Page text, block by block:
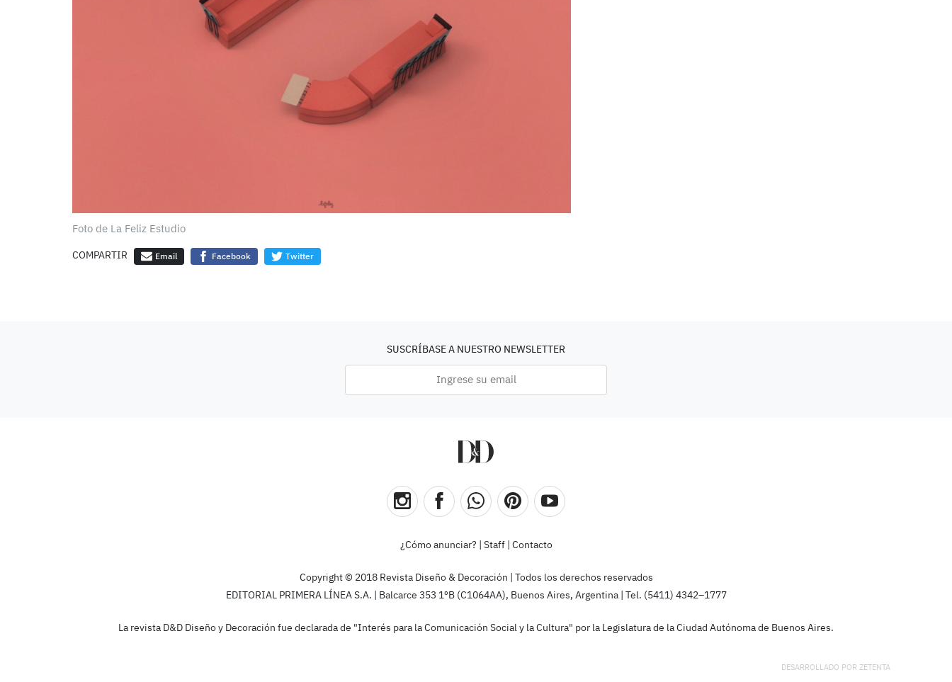
Foto de La Feliz Estudio
COMPARTIR Email Facebook Twitter
SUSCRÍBASE A NUESTRO NEWSLETTER
¿Cómo anunciar? Staff| Contacto
Copyright © 2018 Revista Diseño & Decoración | Todos los derechos reservados
EDITORIAL PRIMERA LÍNEA S.A. | Balcarce 353 1ºB (C1064AA), Buenos Aires, Argentina | Tel. (5411) 4342–1777
La revista D&D Diseño y Decoración fue declarada de "Interés para la Comunicación Social y la Cultura" por la Legislatura de la Ciudad Autónoma de Buenos Aires.
DESARROLLADO POR ZETENTA